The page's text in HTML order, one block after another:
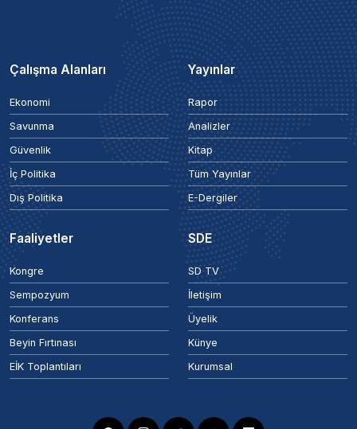
Çalışma Alanları
Ekonomi
Savunma
Güvenlik
İç Politika
Dış Politika
Yayınlar
Rapor
Analizler
Kitap
Tüm Yayınlar
E-Dergiler
Faaliyetler
Kongre
Sempozyum
Konferans
Beyin Fırtınası
EİK Toplantıları
SDE
SD TV
İletişim
Üyelik
Künye
Kurumsal